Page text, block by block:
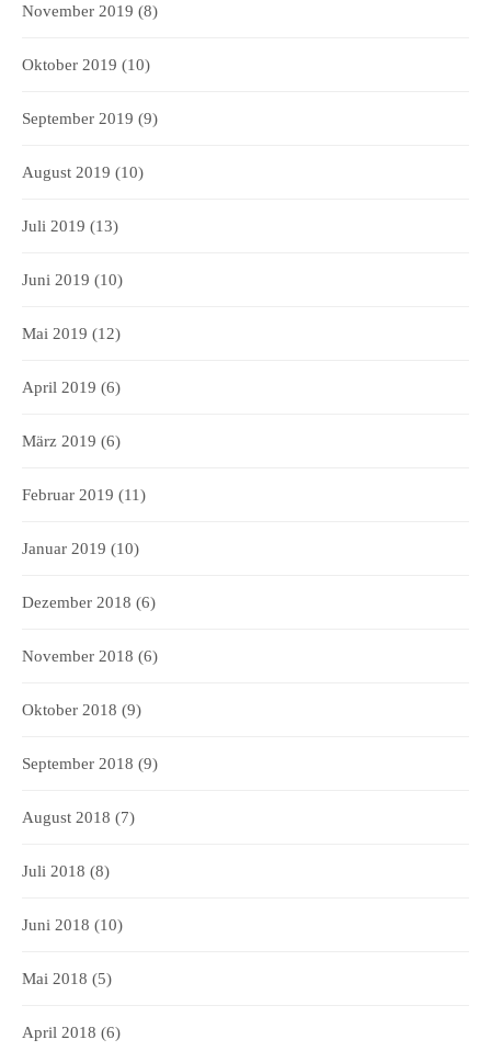
November 2019 (8)
Oktober 2019 (10)
September 2019 (9)
August 2019 (10)
Juli 2019 (13)
Juni 2019 (10)
Mai 2019 (12)
April 2019 (6)
März 2019 (6)
Februar 2019 (11)
Januar 2019 (10)
Dezember 2018 (6)
November 2018 (6)
Oktober 2018 (9)
September 2018 (9)
August 2018 (7)
Juli 2018 (8)
Juni 2018 (10)
Mai 2018 (5)
April 2018 (6)